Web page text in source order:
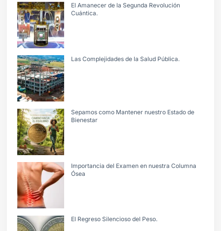
El Amanecer de la Segunda Revolución
Cuántica.
Las Complejidades de la Salud Pública.
Sepamos como Mantener nuestro Estado de
Bienestar
Importancia del Examen en nuestra Columna
Ósea
El Regreso Silencioso del Peso.